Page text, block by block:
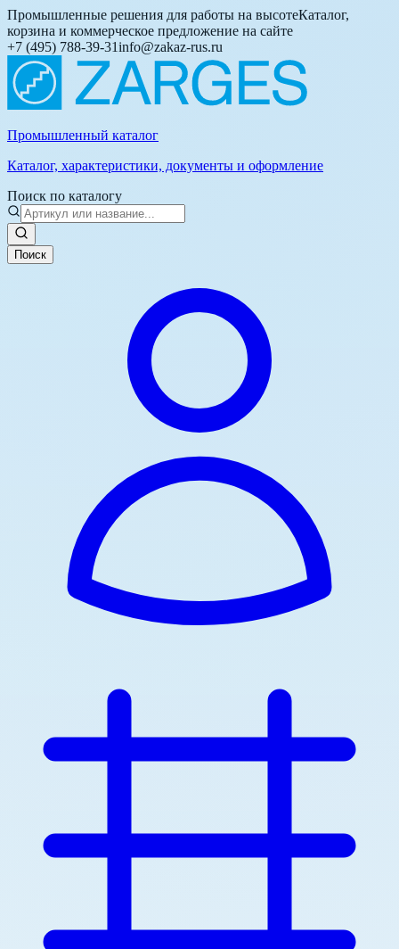
Промышленные решения для работы на высотеКаталог,
корзина и коммерческое предложение на сайте
+7 (495) 788-39-31info@zakaz-rus.ru
Промышленный каталог
Каталог, характеристики, документы и оформление
Поиск по каталогу
Поиск